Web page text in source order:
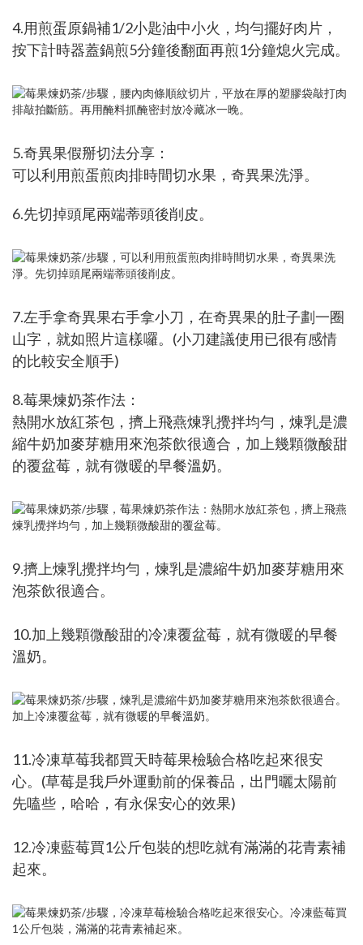
4.用煎蛋原鍋補1/2小匙油中小火，均勻擺好肉片，
按下計時器蓋鍋煎5分鐘後翻面再煎1分鐘熄火完成。
5.奇異果假掰切法分享：
可以利用煎蛋煎肉排時間切水果，奇異果洗淨。
6.先切掉頭尾兩端蒂頭後削皮。
7.左手拿奇異果右手拿小刀，在奇異果的肚子劃一圈
山字，就如照片這樣囉。(小刀建議使用已很有感情
的比較安全順手)
8.莓果煉奶茶作法：
熱開水放紅茶包，擠上飛燕煉乳攪拌均勻，煉乳是濃
縮牛奶加麥芽糖用來泡茶飲很適合，加上幾顆微酸甜
的覆盆莓，就有微暖的早餐溫奶。
9.擠上煉乳攪拌均勻，煉乳是濃縮牛奶加麥芽糖用來
泡茶飲很適合。
10.加上幾顆微酸甜的冷凍覆盆莓，就有微暖的早餐
溫奶。
11.冷凍草莓我都買天時莓果檢驗合格吃起來很安
心。(草莓是我戶外運動前的保養品，出門曬太陽前
先嗑些，哈哈，有永保安心的效果)
12.冷凍藍莓買1公斤包裝的想吃就有滿滿的花青素補
起來。